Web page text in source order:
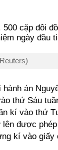
án
thứ Sáu
kí vào thứ
được
kí vào giấy